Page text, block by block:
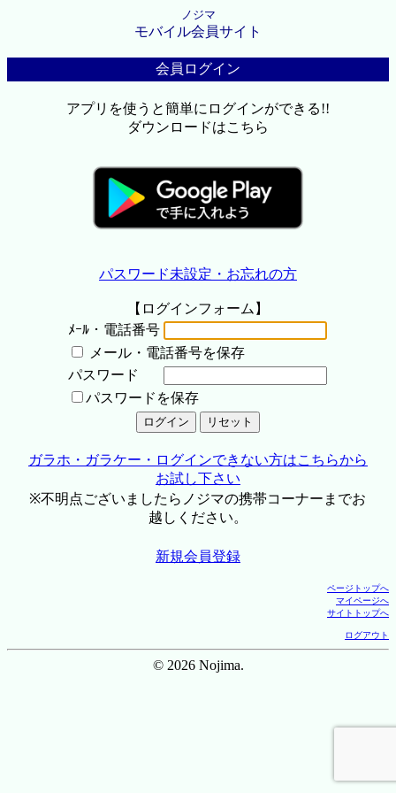
ノジマ
モバイル会員サイト
会員ログイン
アプリを使うと簡単にログインができる!!
ダウンロードはこちら
パスワード未設定・お忘れの方
【ログインフォーム】
ﾒｰﾙ・電話番号
メール・電話番号を保存
パスワード
パスワードを保存
ガラホ・ガラケー・ログインできない方はこちらから
お試し下さい
※不明点ございましたらノジマの携帯コーナーまでお
越しください。
新規会員登録
ページトップへ
マイページへ
サイトトップへ
ログアウト
© 2026 Nojima.